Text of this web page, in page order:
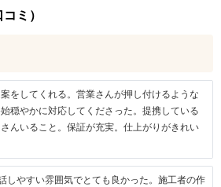
ミ）
をしてくれる。営業さんが押し付けるような
穏やかに対応してくださった。提携している
んいること。保証が充実。仕上がりがきれい
しやすい雰囲気でとても良かった。施工者の作